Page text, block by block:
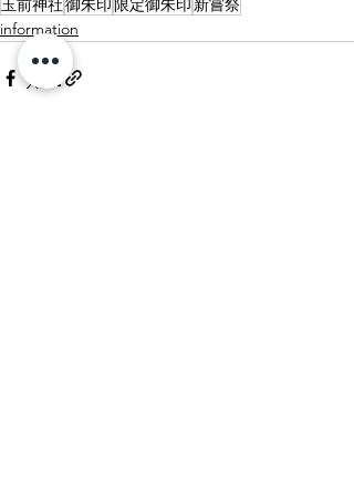
玉前神社御朱印限定御朱印 新嘗祭
information